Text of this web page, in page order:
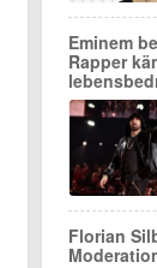
Eminem
Rapper
Florian